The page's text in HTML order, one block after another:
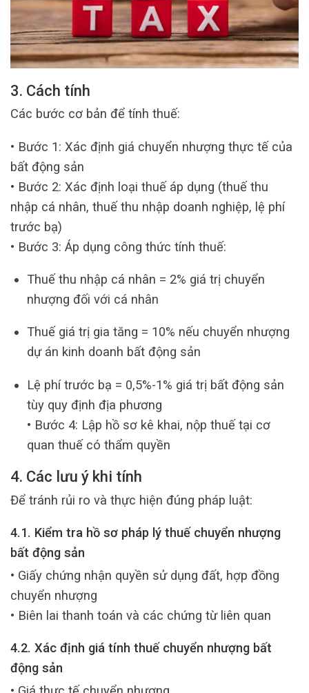
3. Cách tính
Các bước cơ bản để tính thuế:
• Bước 1: Xác định giá chuyển nhượng thực tế của
bất động sản
• Bước 2: Xác định loại thuế áp dụng (thuế thu
nhập cá nhân, thuế thu nhập doanh nghiệp, lệ phí
trước bạ)
• Bước 3: Áp dụng công thức tính thuế:
Thuế thu nhập cá nhân = 2% giá trị chuyển
nhượng đối với cá nhân
Thuế giá trị gia tăng = 10% nếu chuyển nhượng
dự án kinh doanh bất động sản
Lệ phí trước bạ = 0,5%-1% giá trị bất động sản
tùy quy định địa phương
• Bước 4: Lập hồ sơ kê khai, nộp thuế tại cơ
quan thuế có thẩm quyền
4. Các lưu ý khi tính
Để tránh rủi ro và thực hiện đúng pháp luật:
4.1. Kiểm tra hồ sơ pháp lý thuế chuyển nhượng
bất động sản
• Giấy chứng nhận quyền sử dụng đất, hợp đồng
chuyển nhượng
• Biên lai thanh toán và các chứng từ liên quan
4.2. Xác định giá tính thuế chuyển nhượng bất
động sản